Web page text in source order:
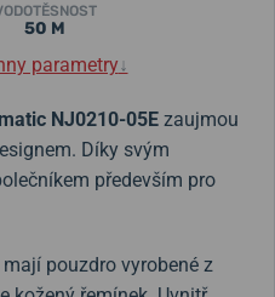
50 M
parametry↓
NJ0210-05E zaujmou
Díky svým
především pro
mají pouzdro vyrobené z